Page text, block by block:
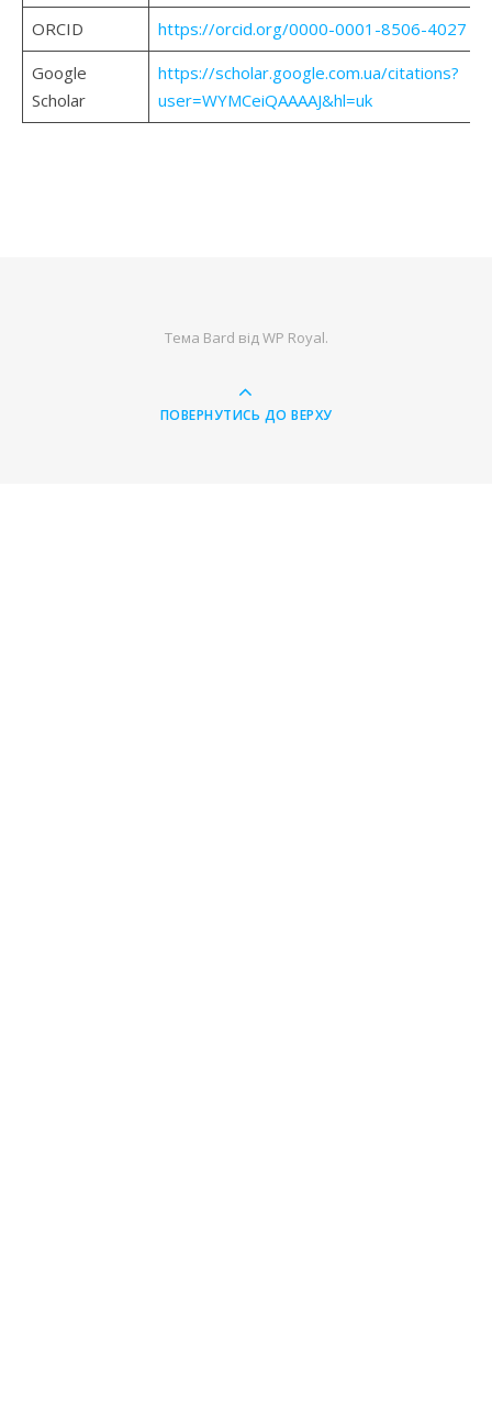
ORCID
https://orcid.org/0000-0001-8506-4027
Google
Scholar
https://scholar.google.com.ua/citations?
user=WYMCeiQAAAAJ&hl=uk
Тема Bard відWP Royal.
ПОВЕРНУТИСЬ ДО ВЕРХУ